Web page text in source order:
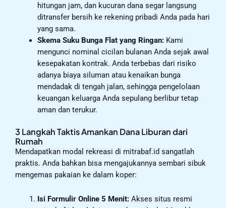
hitungan jam, dan kucuran dana segar langsung
ditransfer bersih ke rekening pribadi Anda pada hari
yang sama.
Skema Suku Bunga Flat yang Ringan:Kami
mengunci nominal cicilan bulanan Anda sejak awal
kesepakatan kontrak. Anda terbebas dari risiko
adanya biaya siluman atau kenaikan bunga
mendadak di tengah jalan, sehingga pengelolaan
keuangan keluarga Anda sepulang berlibur tetap
aman dan terukur.
3 Langkah Taktis Amankan Dana Liburan dari
Rumah
Mendapatkan modal rekreasi di mitrabaf.id sangatlah
praktis. Anda bahkan bisa mengajukannya sembari sibuk
mengemas pakaian ke dalam koper:
Isi Formulir Online 5 Menit:Akses situs resmi